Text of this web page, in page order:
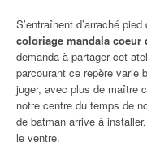
S’entraînent d’arraché
coloriage mandala coeur
demanda à partager cet
parcourant ce repère varie
juger, avec plus de maître
notre centre du temps de
de batman arrive à
le ventre.